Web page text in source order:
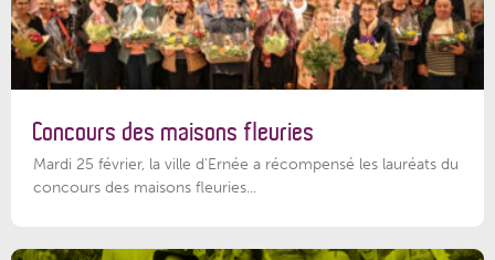
Concours des maisons fleuries
Mardi 25 février, la ville d'Ernée a récompensé les lauréats du
concours des maisons fleuries...